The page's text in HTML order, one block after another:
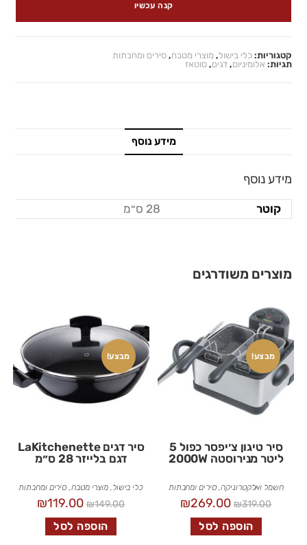
קנה עכשיו
קטגוריות:כלי בישול, מוצרי מטבח,סירים ומחבתות
תגיות: אלומיניום,דגים,סוטאז
מידע נוסף
מידע נוסף
קוטר 28 ס״מ
מוצרים משודרגים
מבצע!
סיר טיגון צ׳יפסר כפול 5
ליטר מנירוסטה 2000W
חשמל ואלקטרוניקה,סירים ומחבתות
₪319.00
₪269.00
הוספה לסל
מבצע!
סיר דגים LaKitchenette
דגם בלייזר 28 ס״מ
כלי בישול, מוצרי מטבח, סירים ומחבתות
₪149.00
₪119.00
הוספה לסל